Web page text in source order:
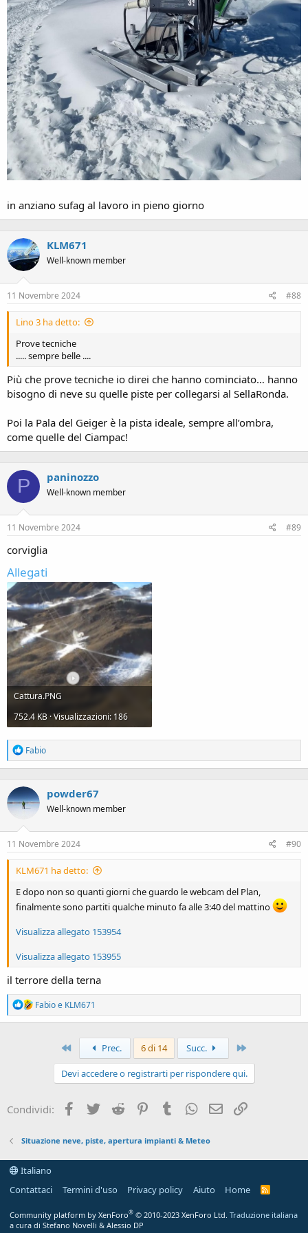
in anziano sufag al lavoro in pieno giorno
KLM671
Well-known member
11 Novembre 2024 #88
Lino 3 ha detto:
Prove tecniche
..... sempre belle ....
Più che prove tecniche io direi che hanno cominciato… hanno
bisogno di neve su quelle piste per collegarsi al SellaRonda.
Poi la Pala del Geiger è la pista ideale, sempre all’ombra,
come quelle del Ciampac!
P paninozzo
Well-known member
11 Novembre 2024 #89
corviglia
Allegati
Cattura.PNG
752.4 KB · Visualizzazioni: 186
R
e
a
t
i
n
:
Fabio
powder67
Well-known member
11 Novembre 2024 #90
KLM671 ha detto:
E dopo non so quanti giorni che guardo le webcam del Plan,
finalmente sono partiti qualche minuto fa alle 3:40 del mattino
Visualizza allegato 153954
Visualizza allegato 153955
il terrore della terna
R
e
a
Fabioe KLM671
Primo Prec. 6 di 14 Succ.
Devi accedere o registrarti per rispondere qui.
Condividi: Facebook
Twitter Reddit PinterestTumblrWhatsApp
Email
Situazione neve, piste, apertura impianti & Meteo
Italiano
Contattaci
Termini d'uso Privacy policy Aiuto Home
R
Community platform by XenForo® © 2010-2023 XenForo Ltd. Traduzione italiana
a cura di Stefano Novelli & Alessio DP